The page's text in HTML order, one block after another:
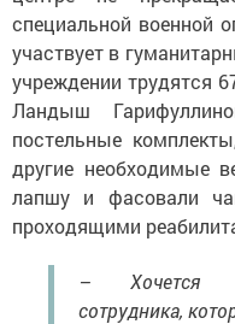
специальной военной
участвует в
учреждении трудятся
Ландыш
постельные
другие необходимые
лапшу и фасовали
проходящими
– Хочется
сотрудника,